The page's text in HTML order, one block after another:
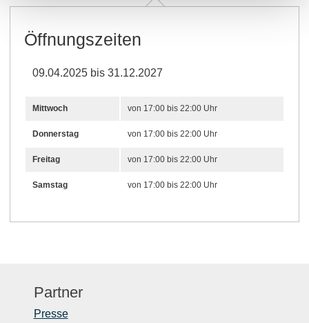
Öffnungszeiten
09.04.2025 bis 31.12.2027
Mittwoch von 17:00 bis 22:00 Uhr
Donnerstag von 17:00 bis 22:00 Uhr
Freitag von 17:00 bis 22:00 Uhr
Samstag von 17:00 bis 22:00 Uhr
Partner
Presse